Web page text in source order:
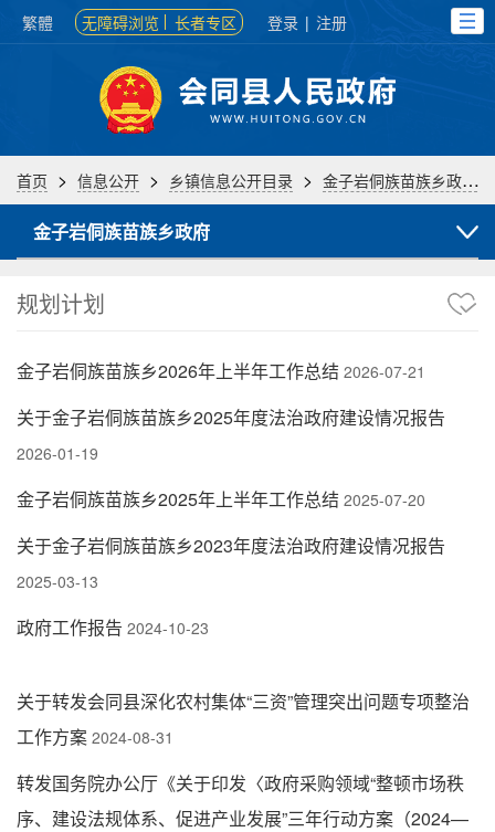
繁體 无障碍浏览 长者专区 登录 | 注册
首页 > 信息公开 > 乡镇信息公开目录 > 金子岩侗族苗族乡政府
金子岩侗族苗族乡政府
规划计划
金子岩侗族苗族乡2026年上半年工作总结 2026-07-21
关于金子岩侗族苗族乡2025年度法治政府建设情况报告
2026-01-19
金子岩侗族苗族乡2025年上半年工作总结 2025-07-20
关于金子岩侗族苗族乡2023年度法治政府建设情况报告
2025-03-13
政府工作报告 2024-10-23
关于转发会同县深化农村集体“三资”管理突出问题专项整治
工作方案 2024-08-31
转发国务院办公厅《关于印发〈政府采购领域“整顿市场秩
序、建设法规体系、促进产业发展”三年行动方案（2024—